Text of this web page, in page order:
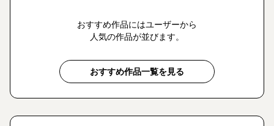
おすすめ作品にはユーザーから
人気の作品が並びます。
おすすめ作品一覧を見る